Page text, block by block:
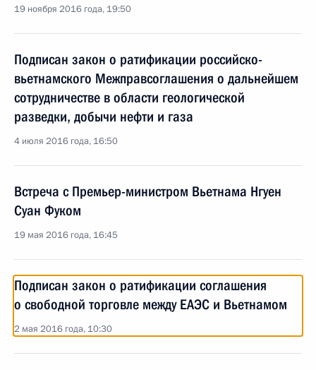
19 ноября 2016 года, 19:50
Подписан закон о ратификации российско-
вьетнамского Межправсоглашения о дальнейшем
сотрудничестве в области геологической
разведки, добычи нефти и газа
4 июля 2016 года, 16:50
Встреча с Премьер-министром Вьетнама Нгуен
Суан Фуком
19 мая 2016 года, 16:45
Подписан закон о ратификации соглашения
о свободной торговле между ЕАЭС и Вьетнамом
2 мая 2016 года, 10:30